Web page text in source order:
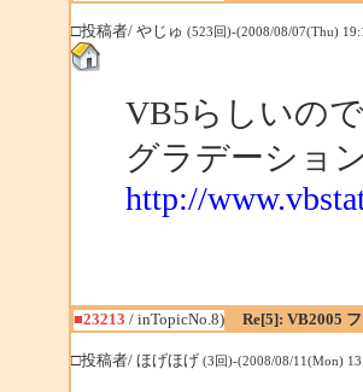
□投稿者/ やじゅ (523回)-(2008/08/07(Thu)
VB5らしいの
グラデーショ
http://
■23213 / inTopicNo.8) Re[5]: VB2005
□投稿者/ ほげほげ (3回)-(2008/08/11(Mon)